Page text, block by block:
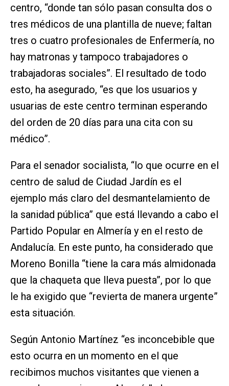
centro, “donde tan sólo pasan consulta dos o
tres médicos de una plantilla de nueve; faltan
tres o cuatro profesionales de Enfermería, no
hay matronas y tampoco trabajadores o
trabajadoras sociales”. El resultado de todo
esto, ha asegurado, “es que los usuarios y
usuarias de este centro terminan esperando
del orden de 20 días para una cita con su
médico”.
Para el senador socialista, “lo que ocurre en el
centro de salud de Ciudad Jardín es el
ejemplo más claro del desmantelamiento de
la sanidad pública” que está llevando a cabo el
Partido Popular en Almería y en el resto de
Andalucía. En este punto, ha considerado que
Moreno Bonilla “tiene la cara más almidonada
que la chaqueta que lleva puesta”, por lo que
le ha exigido que “revierta de manera urgente”
esta situación.
Según Antonio Martínez “es inconcebible que
esto ocurra en un momento en el que
recibimos muchos visitantes que vienen a